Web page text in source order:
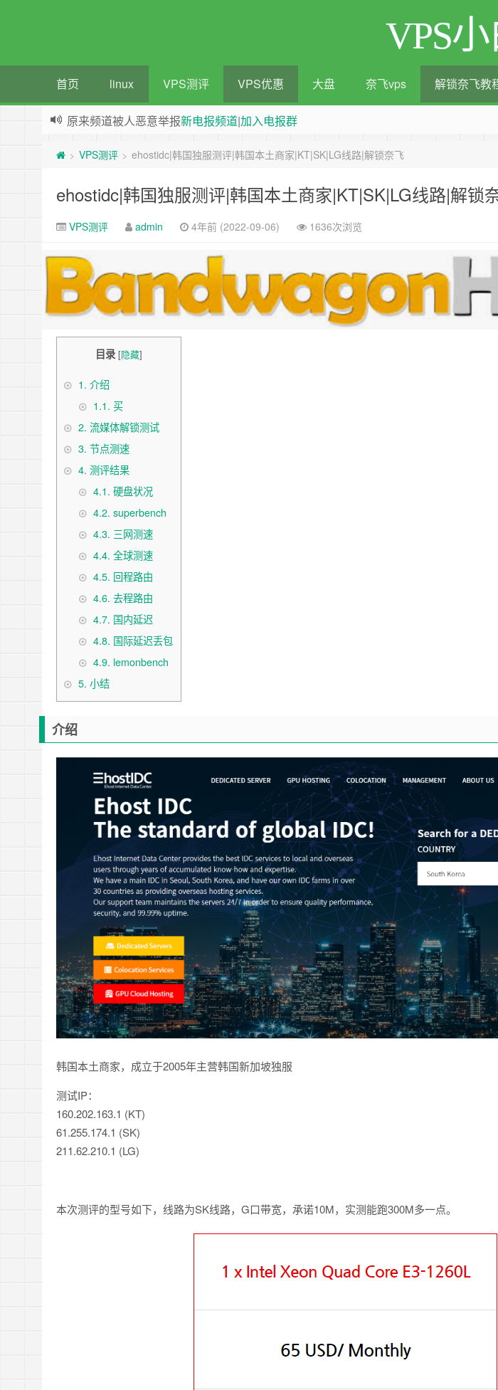
VPS
首页 linux VPS测评 VPS优惠 大盘 奈飞vps 解锁奈飞教
原来频道被人恶意举报新电报频道|加入电报群
> VPS测评 > ehostidc|韩国独服测评|韩国本土商家|KT|SK|LG线路|解锁奈飞
ehostidc|韩国独服测评|韩国本土商家|KT|SK|LG线路|解锁
VPS测评 admin 4年前 (2022-09-06) 1636次浏览
目录 [隐藏]
1. 介绍
1.1. 买
2. 流媒体解锁测试
3. 节点测速
4. 测评结果
4.1. 硬盘状况
4.2. superbench
4.3. 三网测速
4.4. 全球测速
4.5. 回程路由
4.6. 去程路由
4.7. 国内延迟
4.8. 国际延迟丢包
4.9. lemonbench
5. 小结
介绍
韩国本土商家，成立于2005年主营韩国新加坡独服
测试IP：
160.202.163.1 (KT)
61.255.174.1 (SK)
211.62.210.1 (LG)
本次测评的型号如下，线路为SK线路，G口带宽，承诺10M，实测能跑300M多一点。